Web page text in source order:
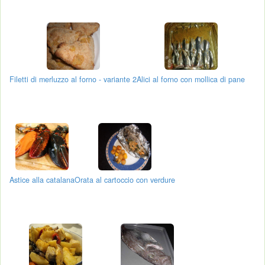
Filetti di merluzzo al forno - variante 2Alici al forno con mollica di pane
Astice alla catalanaOrata al cartoccio con verdure